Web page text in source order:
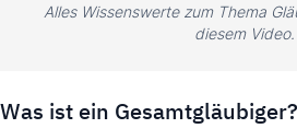
Alles Wissenswerte zum Thema
diesem Video.
Was ist ein Gesamtgläubiger?